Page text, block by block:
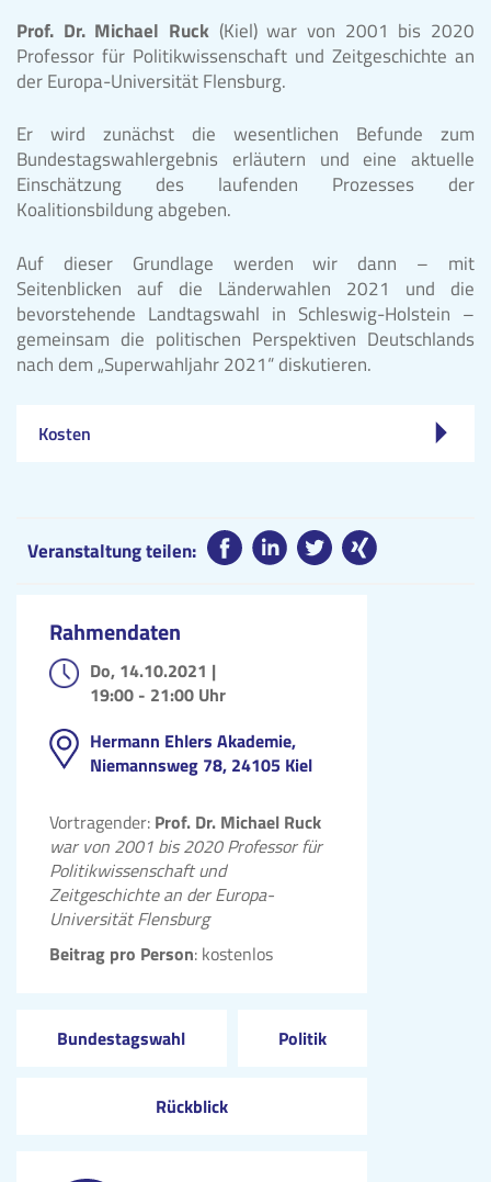
Prof. Dr. Michael Ruck (Kiel) war von 2001 bis 2020
Professor für Politikwissenschaft und Zeitgeschichte an
der Europa-Universität Flensburg.
Er wird zunächst die wesentlichen Befunde zum
Bundestagswahlergebnis erläutern und eine aktuelle
Einschätzung des laufenden Prozesses der
Koalitionsbildung abgeben.
Auf dieser Grundlage werden wir dann – mit
Seitenblicken auf die Länderwahlen 2021 und die
bevorstehende Landtagswahl in Schleswig-Holstein –
gemeinsam die politischen Perspektiven Deutschlands
nach dem „Superwahljahr 2021“ diskutieren.
Kosten
Veranstaltung teilen:
Rahmendaten
Do, 14.10.2021 |
19:00 - 21:00 Uhr
Hermann Ehlers Akademie,
Niemannsweg 78, 24105 Kiel
Vortragender: Prof. Dr. Michael Ruck
war von 2001 bis 2020 Professor für
Politikwissenschaft und
Zeitgeschichte an der Europa-
Universität Flensburg
Beitrag pro Person: kostenlos
Bundestagswahl Politik
Rückblick